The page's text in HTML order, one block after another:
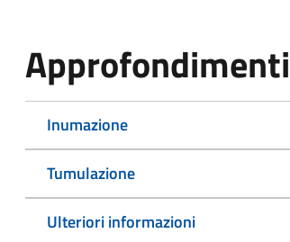
Approfondimenti
Inumazione
Tumulazione
Ulteriori informazioni